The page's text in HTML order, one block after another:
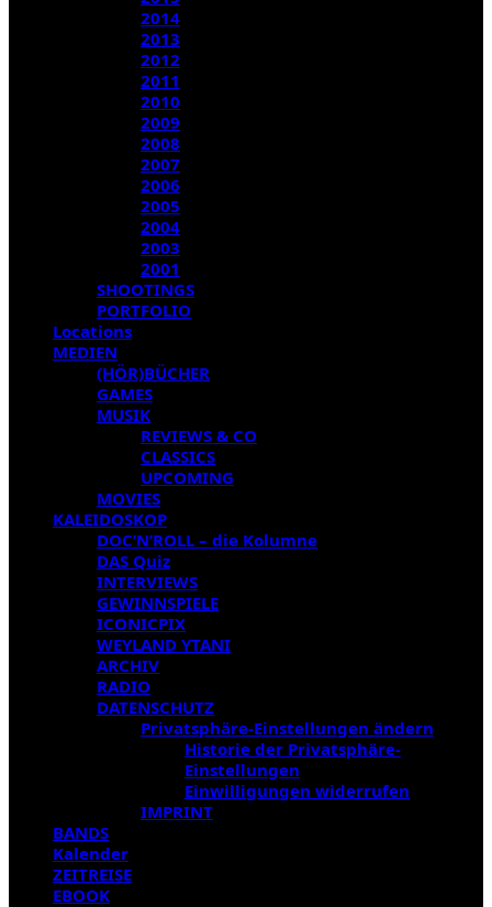
2014
2013
2012
2011
2010
2009
2008
2007
2006
2005
2004
2003
2001
SHOOTINGS
PORTFOLIO
Locations
MEDIEN
(HÖR)BÜCHER
GAMES
MUSIK
REVIEWS & CO
CLASSICS
UPCOMING
MOVIES
KALEIDOSKOP
DOC’N’ROLL – die Kolumne
DAS Quiz
INTERVIEWS
GEWINNSPIELE
ICONICPIX
WEYLAND YTANI
ARCHIV
RADIO
DATENSCHUTZ
Privatsphäre-Einstellungen ändern
Historie der Privatsphäre-
Einstellungen
Einwilligungen widerrufen
IMPRINT
BANDS
Kalender
ZEITREISE
EBOOK